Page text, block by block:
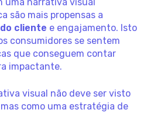
uma narrativa visual
são mais propensas a
cliente e engajamento. Isto
consumidores se sentem
que conseguem contar
impactante.
visual não deve ser visto
como uma estratégia de